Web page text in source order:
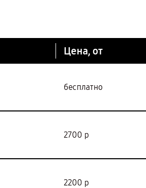
Цена, от
бесплатно
2700 р
2200 р